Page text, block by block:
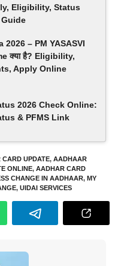
Eligibility, Status
2026 – PM YASASVI
क्या है? Eligibility,
Apply Online
2026 Check Online:
& PFMS Link
UPDATE, AADHAAR
ONLINE, AADHAR CARD
CHANGE IN AADHAAR, MY
, UIDAI SERVICES